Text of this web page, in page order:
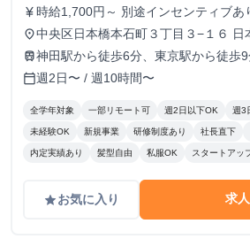
currency_yen 時給1,700円～ 別途インセンティブあ
place中央区日本橋本石町３丁目３−１６ 日
train神田駅から徒歩6分、東京駅から徒歩
calendar_today週2日〜 / 週10時間〜
全学年対象 一部リモート可 週2日以下OK 週3
未経験OK 新規事業 研修制度あり 社長直下
内定実績あり 髪型自由 私服OK スタートアッ
gradeお気に入り 求